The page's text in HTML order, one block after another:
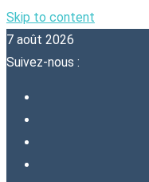
Skip to content
7 août 2026
Suivez-nous :